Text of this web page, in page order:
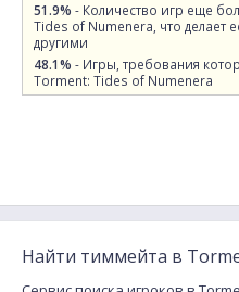
51.9% - Количество игр еще
Tides of Numenera, что делает
другими
48.1% - Игры, требования
Torment: Tides of Numenera
Найти тиммейта в